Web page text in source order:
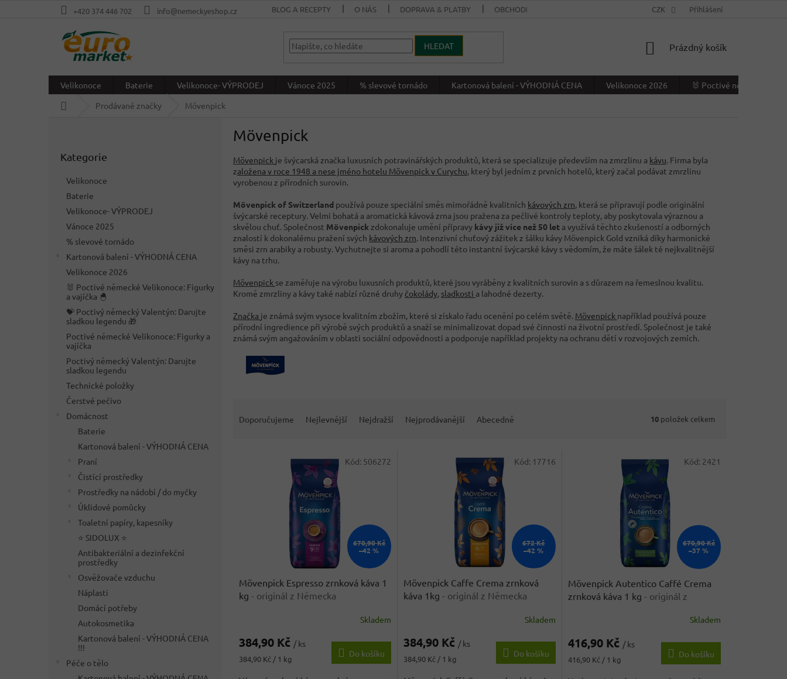
+420 374 446 702 info@nemeckyeshop.cz BLOG A RECEPTY O NÁS DOPRAVA & PLATBY OBCHODNÍ PODMÍNKY VÝDEJNÍ MÍSTO
CZK Přihlášení
HLEDAT
NÁKUPNÍ
Prázdný košík
Velikonoce Baterie Velikonoce- VÝPRODEJ Vánoce 2025 % slevové tornádo Kartonová balení - VÝHODNÁ CENA Velikonoce 2026
🐰 Poctivé německé
Prodávané značky Mövenpick
kategorie
Kategorie
Velikonoce
Baterie
Velikonoce- VÝPRODEJ
Vánoce 2025
% slevové tornádo
Kartonová balení - VÝHODNÁ CENA
Velikonoce 2026
🐰 Poctivé německé Velikonoce: Figurky
a vajíčka 🐣
💝 Poctivý německý Valentýn: Darujte
sladkou legendu 🎁
Poctivé německé Velikonoce: Figurky a
vajíčka
Poctivý německý Valentýn: Darujte
sladkou legendu
Technické položky
Čerstvé pečivo
Domácnost
Baterie
Kartonová balení - VÝHODNÁ CENA
Praní
Čistící prostředky
Prostředky na nádobí / do myčky
Úklidové pomůcky
Toaletní papíry, kapesníky
⭐ SIDOLUX ⭐
Antibakteriální a dezinfekční
prostředky
Osvěžovače vzduchu
Náplasti
Domácí potřeby
Autokosmetika
Kartonová balení - VÝHODNÁ CENA
!!!
Péče o tělo
Mövenpick
Mövenpick je švýcarská značka luxusních potravinářských produktů, která se specializuje především na zmrzlinu a kávu. Firma byla
založena v roce 1948 a nese jméno hotelu Mövenpick v Curychu, který byl jedním z prvních hotelů, který začal podávat zmrzlinu
vyrobenou z přírodních surovin.
Mövenpick of Switzerland používá pouze speciální směs mimořádně kvalitních kávových zrn, která se připravují podle originální
švýcarské receptury. Velmi bohatá a aromatická kávová zrna jsou pražena za pečlivé kontroly teploty, aby poskytovala výraznou a
skvělou chuť. Společnost Mövenpick zdokonaluje umění přípravy kávy již více než 50 let a využívá těchto zkušeností a odborných
znalostí k dokonalému pražení svých kávových zrn. Intenzivní chuťový zážitek z šálku kávy Mövenpick Gold vzniká díky harmonické
směsi zrn arabiky a robusty. Vychutnejte si aroma a pohodlí této instantní švýcarské kávy s vědomím, že máte šálek té nejkvalitnější
kávy na trhu.
Mövenpick se zaměřuje na výrobu luxusních produktů, které jsou vyráběny z kvalitních surovin a s důrazem na řemeslnou kvalitu.
Kromě zmrzliny a kávy také nabízí různé druhy čokolády, sladkosti a lahodné dezerty.
Značka je známá svým vysoce kvalitním zbožím, které si získalo řadu ocenění po celém světě. Mövenpick například používá pouze
přírodní ingredience při výrobě svých produktů a snaží se minimalizovat dopad své činnosti na životní prostředí. Společnost je také
známá svým angažováním v oblasti sociální odpovědnosti a podporuje například projekty na ochranu dětí v rozvojových zemích.
Doporučujeme Nejlevnější Nejdražší Nejprodávanější Abecedně 10 položek celkem
670,90 Kč
–42 %
Mövenpick Espresso zrnková káva 1
kg - originál z Německa
produktu
3,5
z
Skladem
384,90 Kč / ks
Měrná
384,90 Kč / 1 kg
Do košíku
Kód: 506272
672 Kč
–42 %
Mövenpick Caffe Crema zrnková
káva 1kg - originál z Německa
produktu
3,5
z
Skladem
384,90 Kč / ks
Měrná
384,90 Kč / 1 kg
Do košíku
Kód: 17716
670,90 Kč
–37 %
Mövenpick Autentico Caffé Crema
zrnková káva 1 kg - originál z
produktu
3,6
z
Skladem
416,90 Kč / ks
Měrná
416,90 Kč / 1 kg
Do košíku
Kód: 2421